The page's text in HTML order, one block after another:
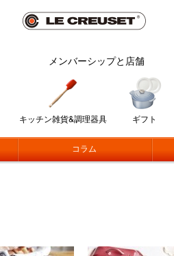
メンバーシップと店舗
キッチン雑貨&調理器具 ギフト
コラム